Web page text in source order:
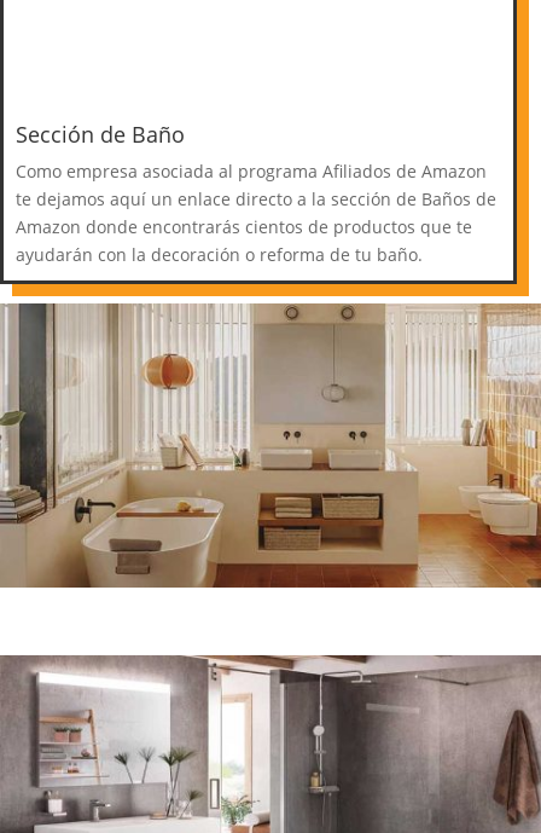
Sección de Baño
Como empresa asociada al programa Afiliados de Amazon
te dejamos aquí un enlace directo a la sección de Baños de
Amazon donde encontrarás cientos de productos que te
ayudarán con la decoración o reforma de tu baño.